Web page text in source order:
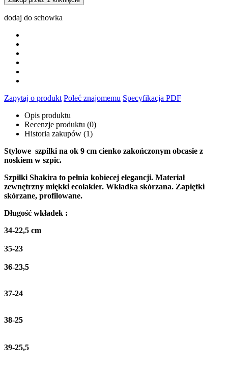
dodaj do schowka
Zapytaj o produkt Poleć znajomemu Specyfikacja PDF
Opis produktu
Recenzje produktu (0)
Historia zakupów (1)
Stylowe szpilki na ok 9 cm cienko zakończonym obcasie z
noskiem w szpic.
Szpilki Shakira to pełnia kobiecej elegancji. Materiał
zewnętrzny miękki ecolakier. Wkładka skórzana. Zapiętki
skórzane, profilowane.
Długość wkładek :
34-22,5 cm
35-23
36-23,5
37-24
38-25
39-25,5